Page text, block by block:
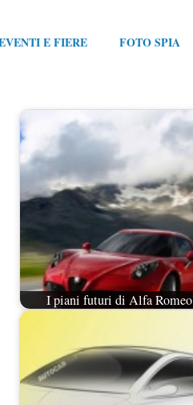
E FIERE FOTO SPIA
I piani futuri di Alfa Romeo